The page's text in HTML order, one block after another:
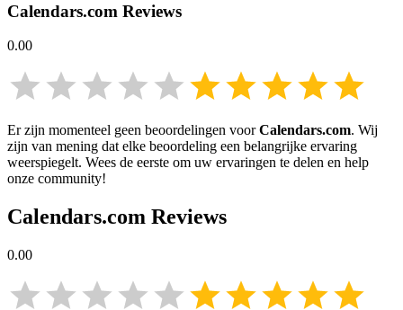
Calendars.com Reviews
0.00
Er zijn momenteel geen beoordelingen voorCalendars.com. Wij
zijn van mening dat elke beoordeling een belangrijke ervaring
weerspiegelt. Wees de eerste om uw ervaringen te delen en help
onze community!
Calendars.com Reviews
0.00